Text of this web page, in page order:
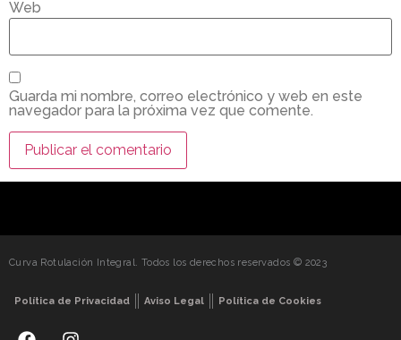
Web
Guarda mi nombre, correo electrónico y web en este
navegador para la próxima vez que comente.
Curva Rotulación Integral. Todos los derechos reservados © 2023
Política de Privacidad Aviso Legal Política de Cookies